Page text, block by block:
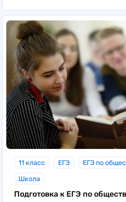
11 класс ЕГЭ
ЕГЭ по
Школа
Подготовка к ЕГЭ по